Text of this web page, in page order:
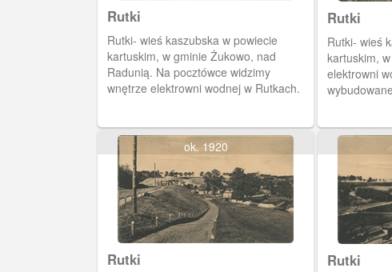
Rutki
Rutki- wieś kaszubska w powiecie
kartuskim, w gminie Żukowo, nad
Radunią. Na pocztówce widzimy
wnętrze elektrowni wodnej w Rutkach.
Rutki
Rutki- wieś
kartuskim,
elektrowni
ok. 1920
Rutki Rutki